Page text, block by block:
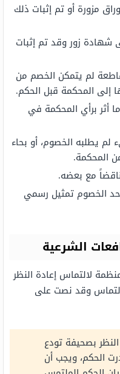
مزورة أو تم إثبات ذلك
زور وقد تم إثبات
لم يتمكن الخصم من
إلى المحكمة قبل الحكم.
برأي المحكمة في
يطلبه الخصوم، أو بحاء
المحكمة.
مع بعضه.
الخصوم تمثيل رسمي
المنظمة لالتماس إعادة النظر
وقد نصت على
بصحيفة تودع
الحكم، ويجب أن